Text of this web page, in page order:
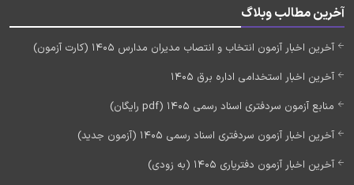
آخرین مطالب وبلاگ
آخرین اخبار آزمون انتخاب و انتصاب مدیران مدارس 1405 (کارت آزمون)
آخرین اخبار استخدامی اداره برق 1405
منابع آزمون سردفتری اسناد رسمی 1405 (pdf رایگان)
آخرین اخبار آزمون سردفتری اسناد رسمی 1405 (آزمون جدید)
آخرین اخبار آزمون دفتریاری 1405 (به زودی)